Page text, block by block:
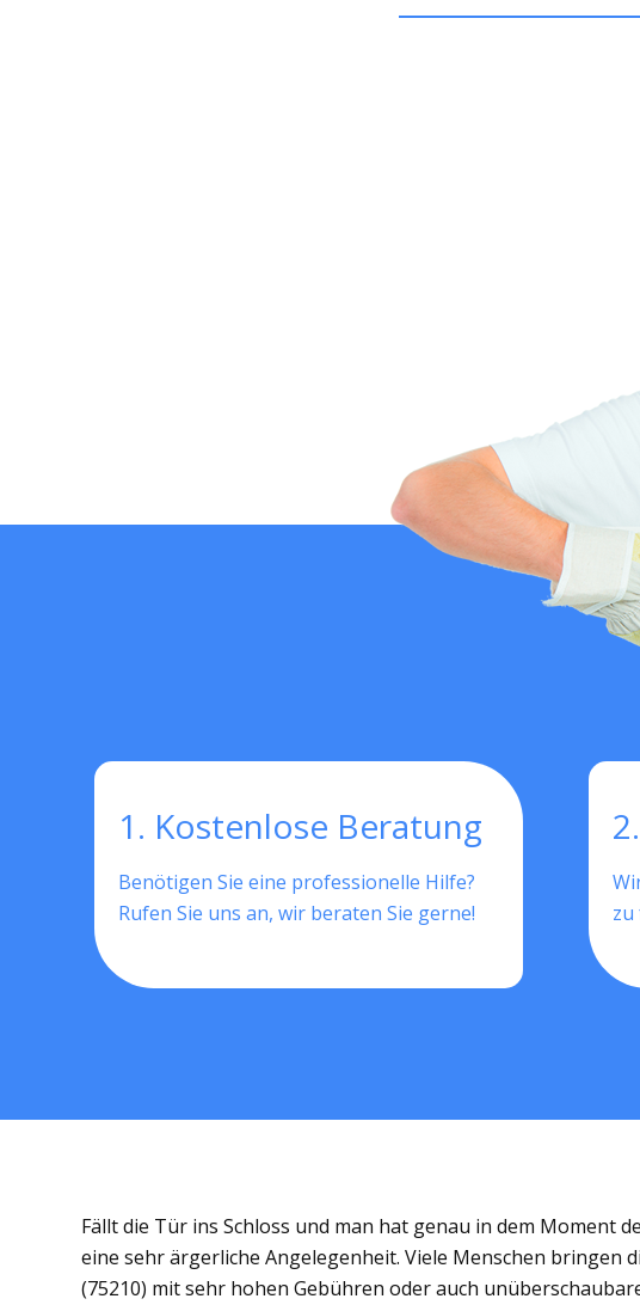
1. Kostenlose Beratung
Benötigen Sie eine professionelle Hilfe?
Rufen Sie uns an, wir beraten Sie gerne!
zu
Fällt die Tür ins Schloss und man hat genau in dem Moment
eine sehr ärgerliche Angelegenheit. Viele Menschen bringen
(75210) mit sehr hohen Gebühren oder auch